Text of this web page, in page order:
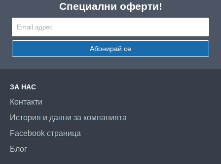
Специални оферти!
Абонирай се
ЗА НАС
Контакти
История и данни за компанията
Facebook страница
Блог